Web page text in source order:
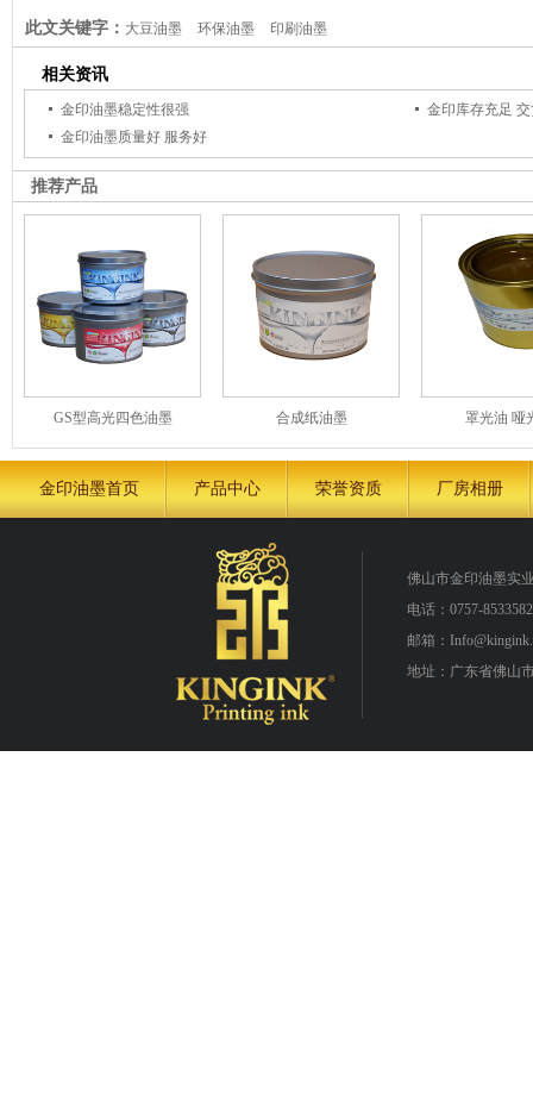
此文关键字： 大豆油墨 环保油墨 印刷油墨
相关资讯
金印油墨稳定性很强
金印库存充足
金印油墨质量好 服务好
推荐产品
GS型高光四色油墨 合成纸油墨 罩光油 哑
金印油墨首页 产品中心 荣誉资质 厂房相册
佛山市金印油墨实
电话：0757-
邮箱：
地址：广东省佛山